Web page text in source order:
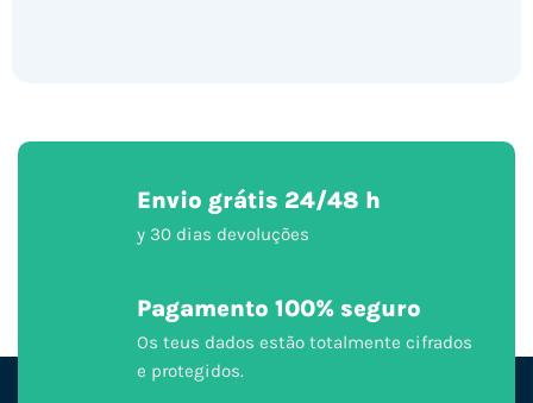
Envio grátis 24/48 h
y 30 dias devoluções
Pagamento 100% seguro
Os teus dados estão totalmente cifrados
e protegidos.